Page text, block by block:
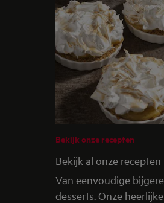
Bekijk onze recepten
Bekijk al onze recepten
Van eenvoudige
desserts. Onze